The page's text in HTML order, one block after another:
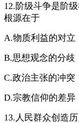
12.阶级斗争是阶
根源在于
A.物质利益的对立
B.思想观念的分歧
C.政治主张的冲突
D.宗教信仰的差异
13.人民群众创造